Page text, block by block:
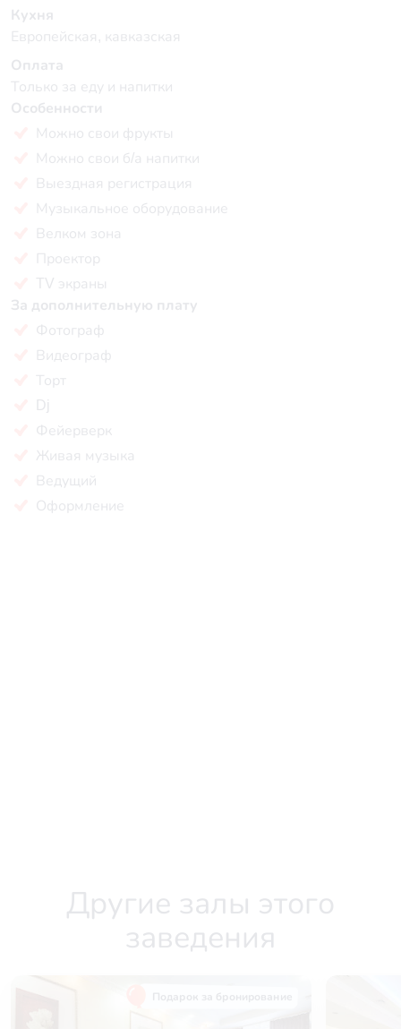
Кухня
Европейская, кавказская
Оплата
Только за еду и напитки
Особенности
Можно свои фрукты
Можно свои б/а напитки
Выездная регистрация
Музыкальное оборудование
Велком зона
Проектор
TV экраны
За дополнительную плату
Фотограф
Видеограф
Торт
Dj
Фейерверк
Живая музыка
Ведущий
Оформление
Другие залы этого
заведения